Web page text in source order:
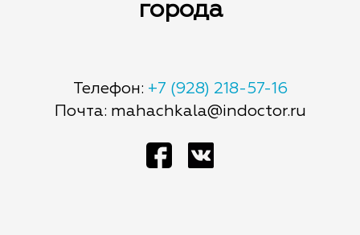
города
Телефон: +7 (928) 218-57-16
Почта: mahachkala@indoctor.ru